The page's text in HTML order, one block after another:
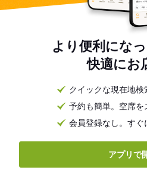
より便利にな
快適にお
クイックな現在地検
予約も簡単。空席を
会員登録なし。すぐ
アプリで